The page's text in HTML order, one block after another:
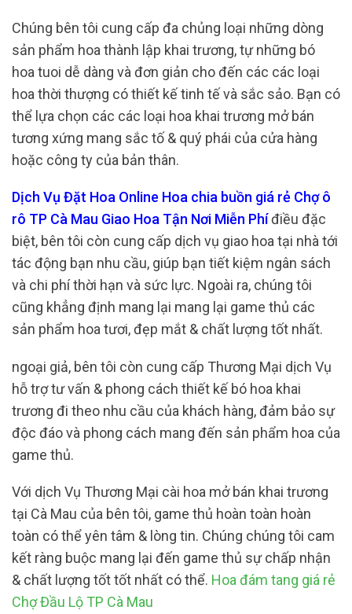
Chúng bên tôi cung cấp đa chủng loại những dòng
sản phẩm hoa thành lập khai trương, tự những bó
hoa tuoi dễ dàng và đơn giản cho đến các các loại
hoa thời thượng có thiết kế tinh tế và sắc sảo. Bạn có
thể lựa chọn các các loại hoa khai trương mở bán
tương xứng mang sắc tố & quý phái của cửa hàng
hoặc công ty của bản thân.
Dịch Vụ Đặt Hoa Online Hoa chia buồn giá rẻ Chợ ô
rô TP Cà Mau Giao Hoa Tận Nơi Miễn Phíđiều đặc
biệt, bên tôi còn cung cấp dịch vụ giao hoa tại nhà tới
tác động bạn nhu cầu, giúp bạn tiết kiệm ngân sách
và chi phí thời hạn và sức lực. Ngoài ra, chúng tôi
cũng khẳng định mang lại mang lại game thủ các
sản phẩm hoa tươi, đẹp mắt & chất lượng tốt nhất.
ngoại giả, bên tôi còn cung cấp Thương Mại dịch Vụ
hỗ trợ tư vấn & phong cách thiết kế bó hoa khai
trương đi theo nhu cầu của khách hàng, đảm bảo sự
độc đáo và phong cách mang đến sản phẩm hoa của
game thủ.
Với dịch Vụ Thương Mại cài hoa mở bán khai trương
tại Cà Mau của bên tôi, game thủ hoàn toàn hoàn
toàn có thể yên tâm & lòng tin. Chúng chúng tôi cam
kết ràng buộc mang lại đến game thủ sự chấp nhận
& chất lượng tốt tốt nhất có thể. Hoa đám tang giá rẻ
Chợ Đầu Lộ TP Cà Mau